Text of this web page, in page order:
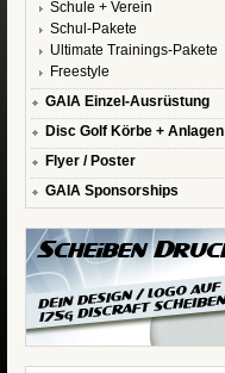
Schule + Verein
Schul-Pakete
Ultimate Trainings-Pakete
Freestyle
GAIA Einzel-Ausrüstung
Disc Golf Körbe + Anlagen
Flyer / Poster
GAIA Sponsorships